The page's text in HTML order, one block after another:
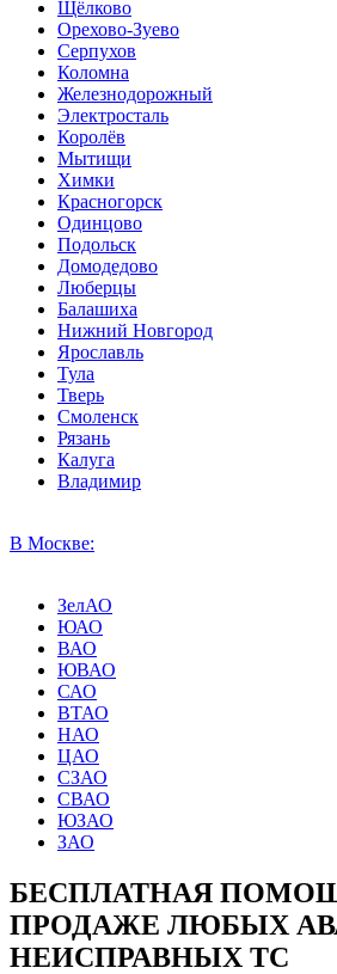
Щёлково
Орехово-Зуево
Серпухов
Коломна
Железнодорожный
Электросталь
Королёв
Мытищи
Химки
Красногорск
Одинцово
Подольск
Домодедово
Люберцы
Балашиха
Нижний Новгород
Ярославль
Тула
Тверь
Смоленск
Рязань
Калуга
Владимир
В Москве:
ЗелАО
ЮАО
ВАО
ЮВАО
САО
ВТАО
НАО
ЦАО
СЗАО
СВАО
ЮЗАО
ЗАО
БЕСПЛАТНАЯ
ПРОДАЖЕ ЛЮБЫХ
НЕИСПРАВНЫХ ТС